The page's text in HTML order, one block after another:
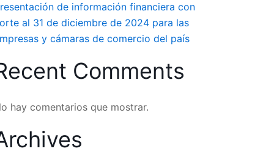
de información financiera con
al 31 de diciembre de 2024 para las
y cámaras de comercio del país
Comments
hay comentarios que mostrar.